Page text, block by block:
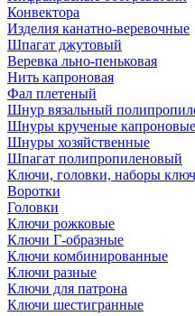
Конвектора
Изделия канатно-веревочные
Шпагат джутовый
Веревка льно-пеньковая
Нить капроновая
Фал плетеный
Шнур вязальный
Шнуры крученые капроновые
Шнуры хозяйственные
Шпагат полипропиленовый
Ключи, головки, наборы
Воротки
Головки
Ключи рожковые
Ключи Г-образные
Ключи комбинированные
Ключи разные
Ключи для патрона
Ключи шестигранные